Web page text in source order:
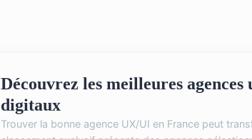
Découvrez les meilleures
digitaux
Trouver la bonne agence UX/UI en France peut